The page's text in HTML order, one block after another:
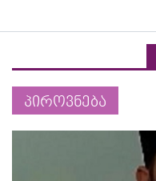
პიროვნება